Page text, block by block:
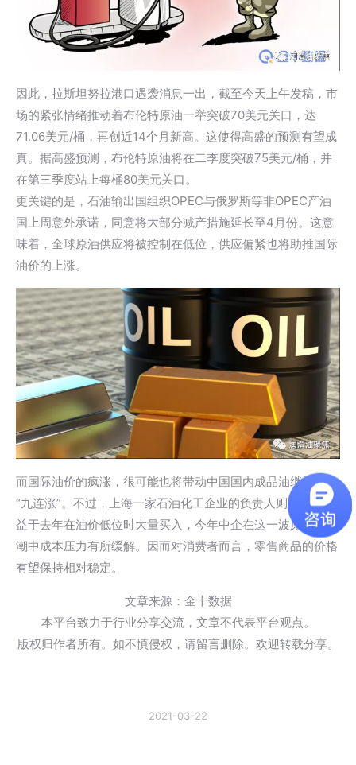
因此，拉斯坦努拉港口遇袭消息一出，截至今天上午发稿，市
场的紧张情绪推动着布伦特原油一举突破70美元关口，达
71.06美元/桶，再创近14个月新高。这使得高盛的预测有望成
真。据高盛预测，布伦特原油将在二季度突破75美元/桶，并
在第三季度站上每桶80美元关口。
更关键的是，石油输出国组织OPEC与俄罗斯等非OPEC产油
国上周意外承诺，同意将大部分减产措施延长至4月份。这意
味着，全球原油供应将被控制在低位，供应偏紧也将助推国际
油价的上涨。
而国际油价的疯涨，很可能也将带动中国国内成品油继续迎来
“九连涨”。不过，上海一家石油化工企业的负责人则表示，得
益于去年在油价低位时大量买入，今年中企在这一波原油涨价
潮中成本压力有所缓解。因而对消费者而言，零售商品的价格
有望保持相对稳定。
文章来源：金十数据
本平台致力于行业分享交流，文章不代表平台观点。
版权归作者所有。如不慎侵权，请留言删除。欢迎转载分享。
2021-03-22